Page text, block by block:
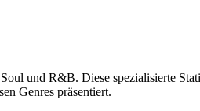
und R&B. Diese spezialisierte
Genres präsentiert.